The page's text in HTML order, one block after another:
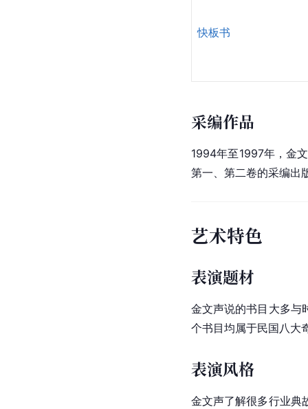
快板书
采编作品
1994年至1997年，金
第一、第二卷的采编出
艺术特色
表演题材
金文声说的书目大多与
个书目均属于民国八大
表演风格
金文声了解很多行业典